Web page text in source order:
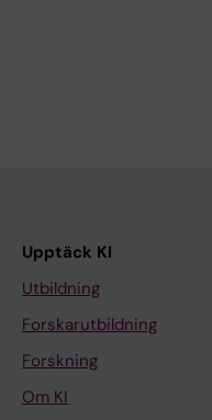
Upptäck KI
Utbildning
Forskarutbildning
Forskning
Om KI